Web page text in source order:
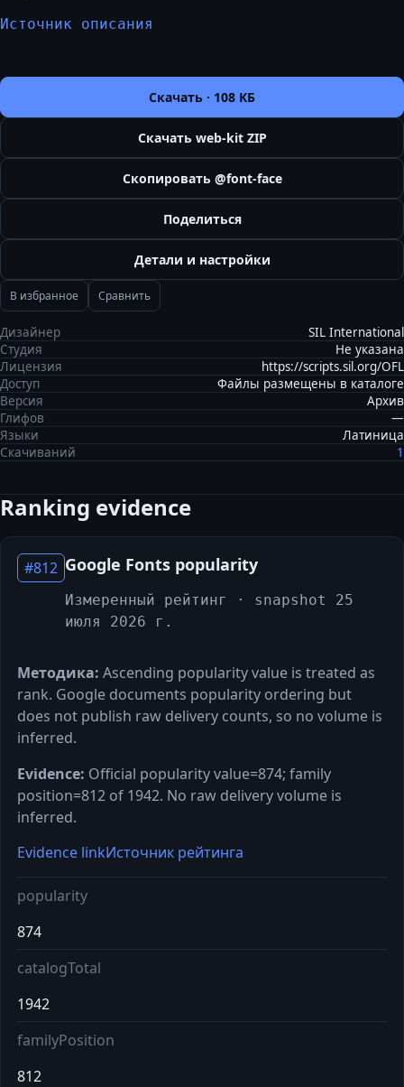
Источник описания
Скачать · 108 КБ
Скачать web-kit ZIP
Скопировать @font-face
Поделиться
Детали и настройки
В избранное Сравнить
Дизайнер
SIL International
Студия
Не указана
Лицензия
https://scripts.sil.org/OFL
Доступ
Файлы размещены в каталоге
Версия
Архив
Глифов
—
Языки
Латиница
Скачиваний
1
Ranking evidence
#812 Google Fonts popularity
Измеренный рейтинг
· snapshot 25
июля 2026 г.
Методика: Ascending popularity value is treated as
rank. Google documents popularity ordering but
does not publish raw delivery counts, so no volume is
inferred.
Evidence: Official popularity value=874; family
position=812 of 1942. No raw delivery volume is
inferred.
Evidence linkИсточник рейтинга
popularity
874
catalogTotal
1942
familyPosition
812